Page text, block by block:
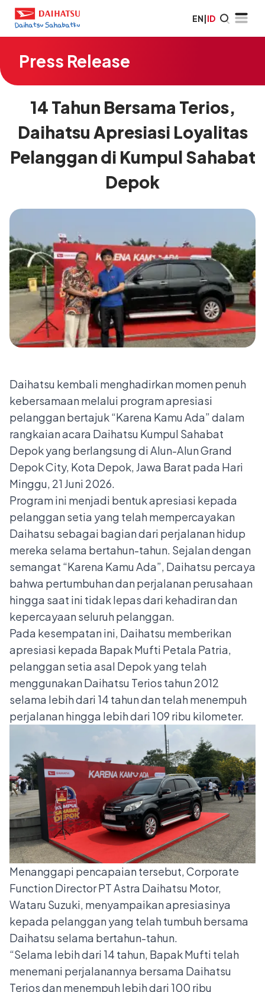
EN|ID
Press Release
14 Tahun Bersama Terios,
Daihatsu Apresiasi Loyalitas
Pelanggan di Kumpul Sahabat
Depok
Daihatsu kembali menghadirkan momen penuh
kebersamaan melalui program apresiasi
pelanggan bertajuk “Karena Kamu Ada” dalam
rangkaian acara Daihatsu Kumpul Sahabat
Depok yang berlangsung di Alun-Alun Grand
Depok City, Kota Depok, Jawa Barat pada Hari
Minggu, 21 Juni 2026.
Program ini menjadi bentuk apresiasi kepada
pelanggan setia yang telah mempercayakan
Daihatsu sebagai bagian dari perjalanan hidup
mereka selama bertahun-tahun. Sejalan dengan
semangat “Karena Kamu Ada”, Daihatsu percaya
bahwa pertumbuhan dan perjalanan perusahaan
hingga saat ini tidak lepas dari kehadiran dan
kepercayaan seluruh pelanggan.
Pada kesempatan ini, Daihatsu memberikan
apresiasi kepada Bapak Mufti Petala Patria,
pelanggan setia asal Depok yang telah
menggunakan Daihatsu Terios tahun 2012
selama lebih dari 14 tahun dan telah menempuh
perjalanan hingga lebih dari 109 ribu kilometer.
Menanggapi pencapaian tersebut, Corporate
Function Director PT Astra Daihatsu Motor,
Wataru Suzuki, menyampaikan apresiasinya
kepada pelanggan yang telah tumbuh bersama
Daihatsu selama bertahun-tahun.
“Selama lebih dari 14 tahun, Bapak Mufti telah
menemani perjalanannya bersama Daihatsu
Terios dan menempuh lebih dari 100 ribu